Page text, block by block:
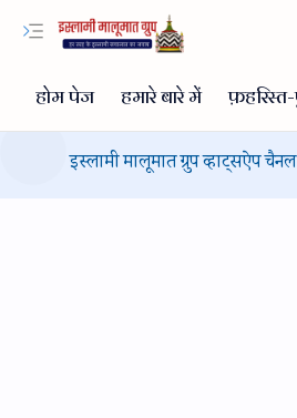
इस्लामी मालूमात ग्रुप व्हाट्सऐप चैनल